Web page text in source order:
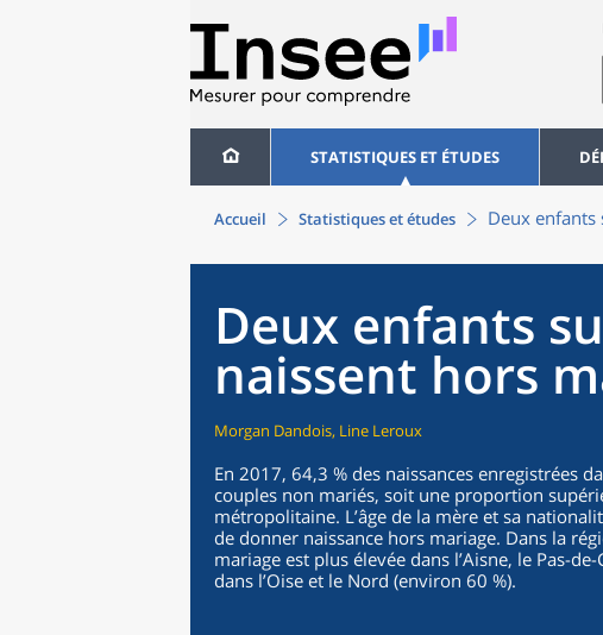
STATISTIQUES ET ÉTUDES
Accueil Statistiques et études Deux
Deux enfants
naissent hors
Morgan Dandois, Line Leroux
En 2017, 64,3 % des naissances enregistrées
couples non mariés, soit une proportion
métropolitaine. L’âge de la mère et sa
de donner naissance hors mariage. Dans la
mariage est plus élevée dans l’Aisne, le Pas-
dans l’Oise et le Nord (environ 60 %).